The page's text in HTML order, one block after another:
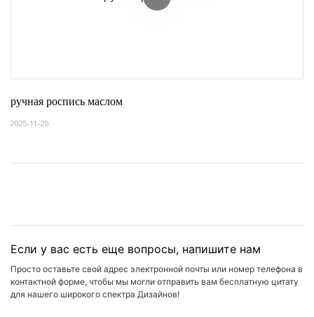
ручная роспись маслом
2025-11-20
Если у вас есть еще вопросы, напишите нам
Просто оставьте свой адрес электронной почты или номер телефона в
контактной форме, чтобы мы могли отправить вам бесплатную цитату
для нашего широкого спектра Дизайнов!